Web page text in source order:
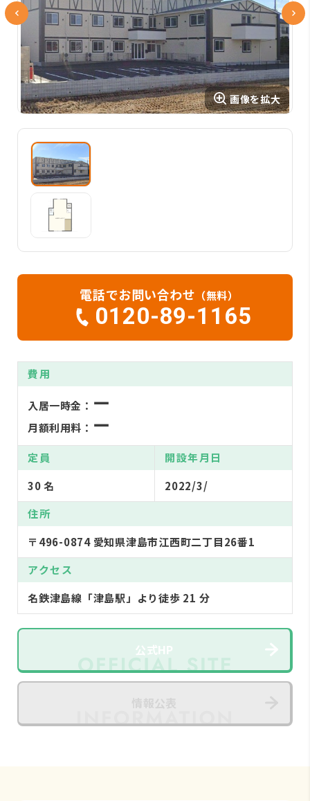
電話でお問い合わせ （無料）
0120-89-1165
費用
入居一時金： ー
月額利用料： ー
定員
30 名
開設年月日
2022/3/
住所
〒496-0874 愛知県津島市江西町二丁目26番1
アクセス
名鉄津島線「津島駅」より徒歩 21 分
公式HP